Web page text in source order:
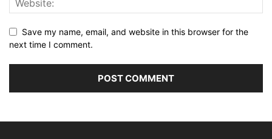
Save my name, email, and website in this browser for the
next time I comment.